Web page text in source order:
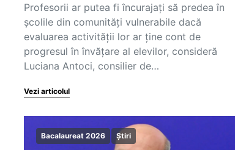
Profesorii ar putea fi încurajați să predea în
școlile din comunități vulnerabile dacă
evaluarea activității lor ar ține cont de
progresul în învățare al elevilor, consideră
Luciana Antoci, consilier de…
Vezi articolul
Bacalaureat 2026 Știri